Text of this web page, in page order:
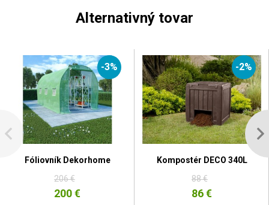
Alternativný tovar
-3%
Fóliovník Dekorhome
206 €
200 €
-2%
Kompostér DECO 340L
88 €
86 €